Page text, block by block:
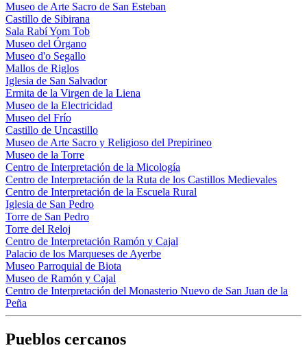
Museo de Arte Sacro de San Esteban
Castillo de Sibirana
Sala Rabí Yom Tob
Museo del Órgano
Museo d'o Segallo
Mallos de Riglos
Iglesia de San Salvador
Ermita de la Virgen de la Liena
Museo de la Electricidad
Museo del Frío
Castillo de Uncastillo
Museo de Arte Sacro y Religioso del Prepirineo
Museo de la Torre
Centro de Interpretación de la Micología
Centro de Interpretación de la Ruta de los Castillos Medievales
Centro de Interpretación de la Escuela Rural
Iglesia de San Pedro
Torre de San Pedro
Torre del Reloj
Centro de Interpretación Ramón y Cajal
Palacio de los Marqueses de Ayerbe
Museo Parroquial de Biota
Museo de Ramón y Cajal
Centro de Interpretación del Monasterio Nuevo de San Juan de la
Peña
Pueblos cercanos